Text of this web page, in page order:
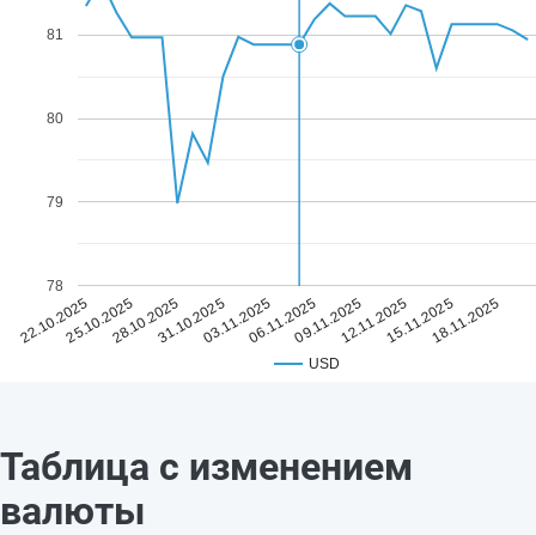
USD
22.10.202525.10.202528.10.202531.10.202503.11.202506.11.202509.11.202512.11.202515.11.202518.11.2025
78
79
80
81
Таблица с изменением
валюты